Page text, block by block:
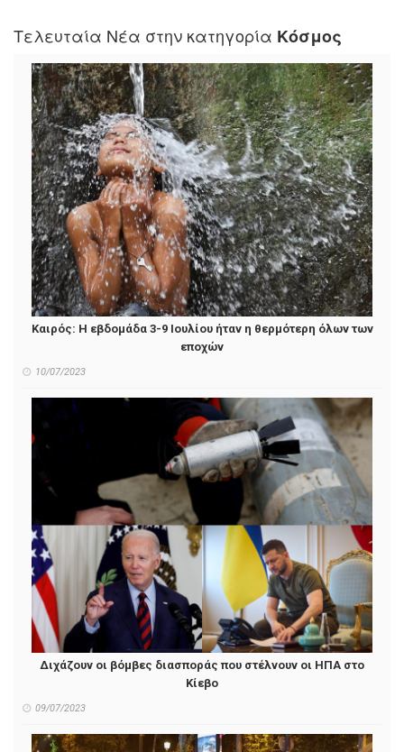
Τελευταία Νέα στην κατηγορία Κόσμος
Καιρός: Η εβδομάδα 3-9 Ιουλίου ήταν η θερμότερη όλων των
εποχών
10/07/2023
Διχάζουν οι βόμβες διασποράς που στέλνουν οι ΗΠΑ στο
Κίεβο
09/07/2023